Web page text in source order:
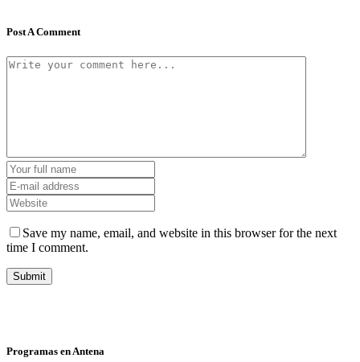
Post A Comment
Save my name, email, and website in this browser for the next
time I comment.
Programas en Antena